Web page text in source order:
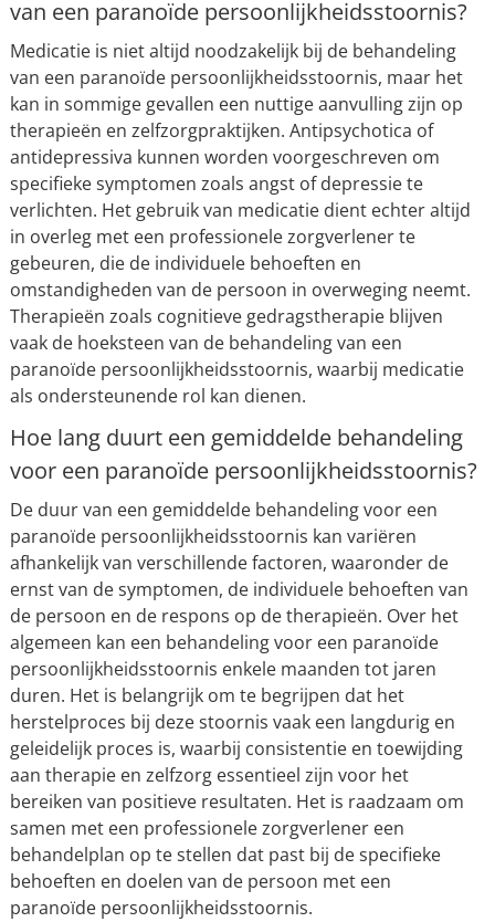
van een paranoïde persoonlijkheidsstoornis?
Medicatie is niet altijd noodzakelijk bij de behandeling
van een paranoïde persoonlijkheidsstoornis, maar het
kan in sommige gevallen een nuttige aanvulling zijn op
therapieën en zelfzorgpraktijken. Antipsychotica of
antidepressiva kunnen worden voorgeschreven om
specifieke symptomen zoals angst of depressie te
verlichten. Het gebruik van medicatie dient echter altijd
in overleg met een professionele zorgverlener te
gebeuren, die de individuele behoeften en
omstandigheden van de persoon in overweging neemt.
Therapieën zoals cognitieve gedragstherapie blijven
vaak de hoeksteen van de behandeling van een
paranoïde persoonlijkheidsstoornis, waarbij medicatie
als ondersteunende rol kan dienen.
Hoe lang duurt een gemiddelde behandeling
voor een paranoïde persoonlijkheidsstoornis?
De duur van een gemiddelde behandeling voor een
paranoïde persoonlijkheidsstoornis kan variëren
afhankelijk van verschillende factoren, waaronder de
ernst van de symptomen, de individuele behoeften van
de persoon en de respons op de therapieën. Over het
algemeen kan een behandeling voor een paranoïde
persoonlijkheidsstoornis enkele maanden tot jaren
duren. Het is belangrijk om te begrijpen dat het
herstelproces bij deze stoornis vaak een langdurig en
geleidelijk proces is, waarbij consistentie en toewijding
aan therapie en zelfzorg essentieel zijn voor het
bereiken van positieve resultaten. Het is raadzaam om
samen met een professionele zorgverlener een
behandelplan op te stellen dat past bij de specifieke
behoeften en doelen van de persoon met een
paranoïde persoonlijkheidsstoornis.